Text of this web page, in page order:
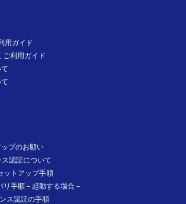
用ガイド
ご利用ガイド
プのお願い
認証について
ットアップ手順
手順－起動する場合－
ス認証の手順